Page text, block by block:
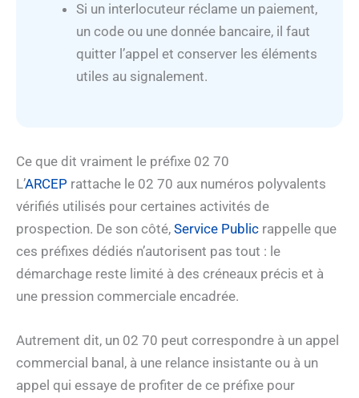
Si un interlocuteur réclame un paiement,
un code ou une donnée bancaire, il faut
quitter l’appel et conserver les éléments
utiles au signalement.
Ce que dit vraiment le préfixe 02 70
L’ARCEP rattache le 02 70 aux numéros polyvalents
vérifiés utilisés pour certaines activités de
prospection. De son côté, Service Public rappelle que
ces préfixes dédiés n’autorisent pas tout : le
démarchage reste limité à des créneaux précis et à
une pression commerciale encadrée.
Autrement dit, un 02 70 peut correspondre à un appel
commercial banal, à une relance insistante ou à un
appel qui essaye de profiter de ce préfixe pour